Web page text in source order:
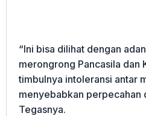
“Ini bisa dilihat dengan
merongrong Pancasila dan
timbulnya intoleransi antar
menyebabkan perpecahan
Tegasnya.